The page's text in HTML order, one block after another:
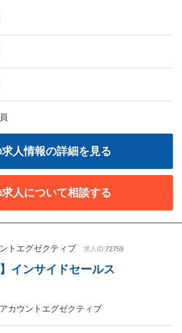
求人情報の詳細を見る
求人について相談する
トエグゼクティブ 求人ID:72759
インサイドセールス
カウントエグゼクティブ